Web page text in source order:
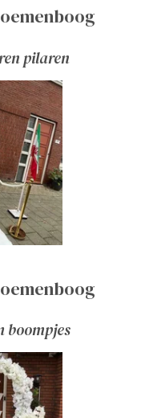
pilaren
boompjes